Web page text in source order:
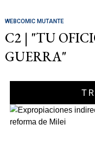
WEBCOMIC MUTANTE
C2 | "TU
GUERRA"